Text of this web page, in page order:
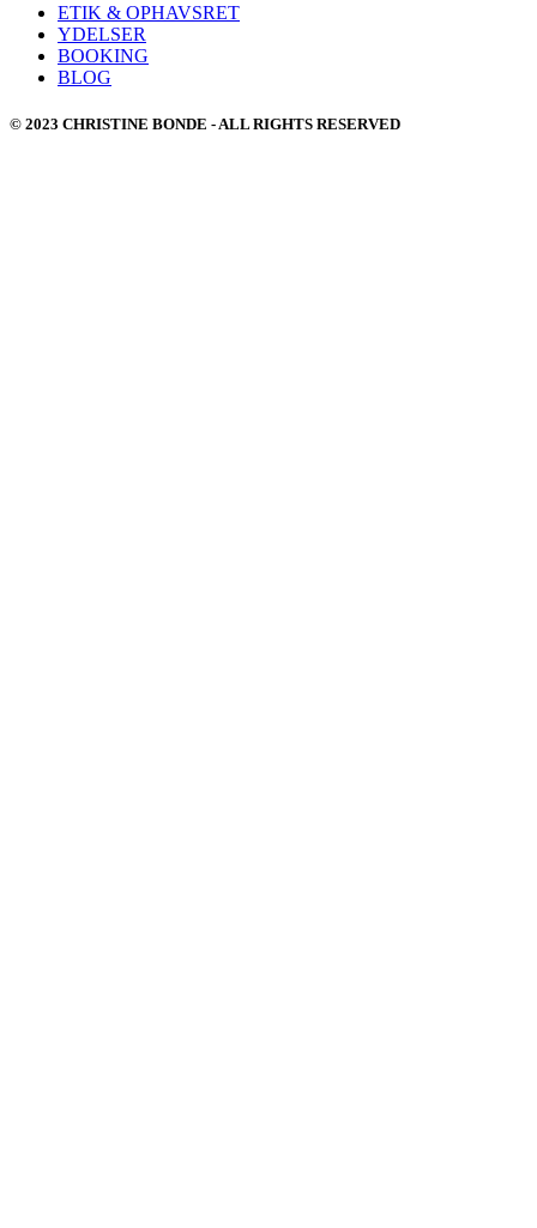
ETIK & OPHAVSRET
YDELSER
BOOKING
BLOG
© 2023 CHRISTINE BONDE - ALL RIGHTS RESERVED